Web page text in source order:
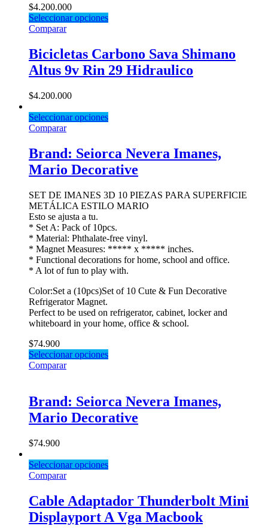
$4.200.000
Seleccionar opciones
Comparar
Bicicletas Carbono Sava Shimano
Altus 9v Rin 29 Hidraulico
$4.200.000
Seleccionar opciones
Comparar
Brand: Seiorca Nevera Imanes,
Mario Decorative
SET DE IMANES 3D 10 PIEZAS PARA SUPERFICIE
METÁLICA ESTILO MARIO
Esto se ajusta a tu.
* Set A: Pack of 10pcs.
* Material: Phthalate-free vinyl.
* Magnet Measures: ***** x ***** inches.
* Functional decorations for home, school and office.
* A lot of fun to play with.
Color:Set a (10pcs)Set of 10 Cute & Fun Decorative
Refrigerator Magnet.
Perfect to be used on refrigerator, cabinet, locker and
whiteboard in your home, office & school.
$74.900
Seleccionar opciones
Comparar
Brand: Seiorca Nevera Imanes,
Mario Decorative
$74.900
Seleccionar opciones
Comparar
Cable Adaptador Thunderbolt Mini
Displayport A Vga Macbook